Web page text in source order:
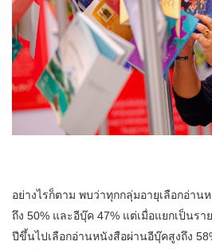
อย่างไรก็ตาม พบว่าทุกกลุ่มอายุเลือกอ่า
ถึง 50% และอีบุ๊ค 47% แต่เมื่อแยกเป็นร
ปีขึ้นไปเลือกอ่านหนังสือผ่านอีบุ๊คสูงถึง